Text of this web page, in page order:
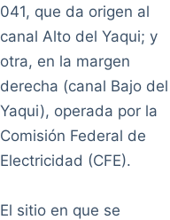
041, que da origen al
canal Alto del Yaqui; y
otra, en la margen
derecha (canal Bajo del
Yaqui), operada por la
Comisión Federal de
Electricidad (CFE).
El sitio en que se